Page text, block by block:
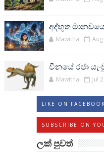
අද්භූත
Mawitha
චීනයේ රජා
Mawitha Jul
LIKE ON FACEBOOK
SUBSCRIBE ON
ලක් පුවත්